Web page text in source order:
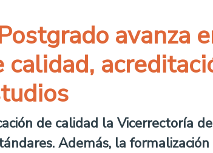
avanza
de calidad la Vicerrectoría
Además, la